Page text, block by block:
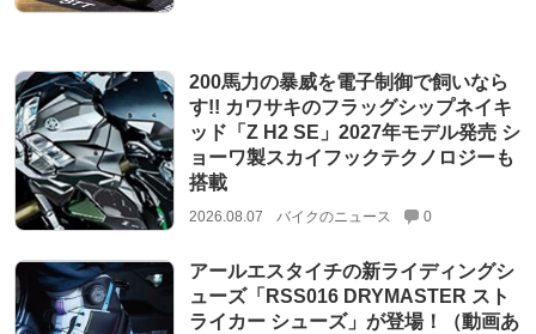
200馬力の暴威を電子制御で飼いなら
す!! カワサキのフラッグシップネイキ
ッド「Z H2 SE」2027年モデル発売 シ
ョーワ製スカイフックテクノロジーも
搭載
2026.08.07 バイクのニュース 0
アールエスタイチの新ライディングシ
ューズ「RSS016 DRYMASTER スト
ライカー シューズ」が登場！（動画あ